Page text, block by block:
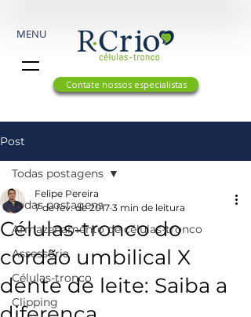
MENU
Contate nossos especialistas
Post
Todas postagens
Armazenamento de células-tronco
Assessoria
Células-tronco
Clipping
Todas postagens
Células-tronco do
cordão umbilical X
dente de leite: Saiba a
Felipe Pereira
7 de fev. de 2017 3 min de leitura